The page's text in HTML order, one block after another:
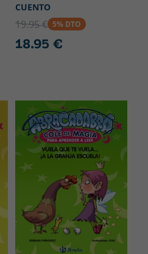
CUENTO
19.95 € 5% DTO
18.95 €